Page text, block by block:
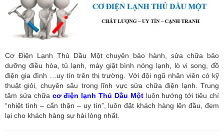
Cơ Điện Lạnh Thủ Dầu Một chuyên bảo hành, sửa chữa bảo
dưỡng điều hòa, tủ lạnh, máy giặt bình nóng lạnh, lò vi song, đồ
điện gia đình …uy tín trên thị trường. Với đội ngũ nhân viên có kỹ
thuật giỏi, chuyên sâu trong lĩnh vực sửa chữa điện lạnh. Trung
tâm sửa chữa cơ điện lạnh Thủ Dầu Mộtluôn hướng tới tiêu chí
“nhiệt tình – cẩn thận – uy tín”, luôn đặt khách hàng lên đầu, đem
lại cho khách hàng sự hài lòng nhất.